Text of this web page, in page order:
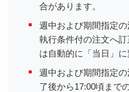
合があります。
週中および期間指定
執行条件付の注文へ
は自動的に「当日」に
週中および期間指定
了後から17:00頃まで